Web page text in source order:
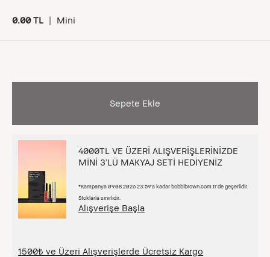
0.00 TL | Mini
Sepete Ekle
4000TL VE ÜZERİ ALIŞVERİŞLERİNİZDE
MİNİ 3’LÜ MAKYAJ SETİ HEDİYENİZ
*Kampanya 09.08.2026 23:59’a kadar bobbibrown.com.tr’de geçerlidir.
Stoklarla sınırlıdır.
Alışverişe Başla
1500₺ ve Üzeri Alışverişlerde Ücretsiz Kargo